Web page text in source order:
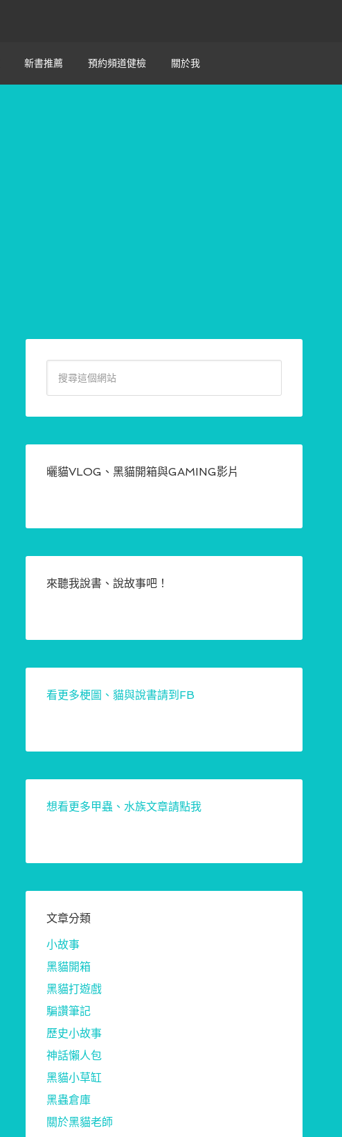
新書推薦 預約頻道健檢 關於我
曬貓VLOG、黑貓開箱與GAMING影片
來聽我說書、說故事吧！
看更多梗圖、貓與說書請到FB
想看更多甲蟲、水族文章請點我
文章分類
小故事
黑貓開箱
黑貓打遊戲
騙讚筆記
歷史小故事
神話懶人包
黑貓小草缸
黑蟲倉庫
關於黑貓老師